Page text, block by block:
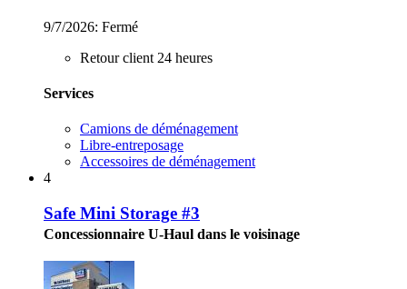
9/7/2026: Fermé
Retour client 24 heures
Services
Camions de déménagement
Libre-entreposage
Accessoires de déménagement
4
Safe Mini Storage #3
Concessionnaire U-Haul dans le voisinage